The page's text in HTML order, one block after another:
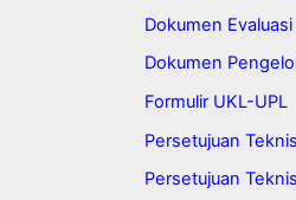
Dokumen
Dokumen
Formulir UKL-UPL
Persetujuan
Persetujuan